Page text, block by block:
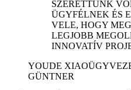
SZERETTÜNK
ÜGYFÉLNEK ÉS
VELE, HOGY
LEGJOBB
INNOVATÍV
YOUDE XIAO
GÜNTNER